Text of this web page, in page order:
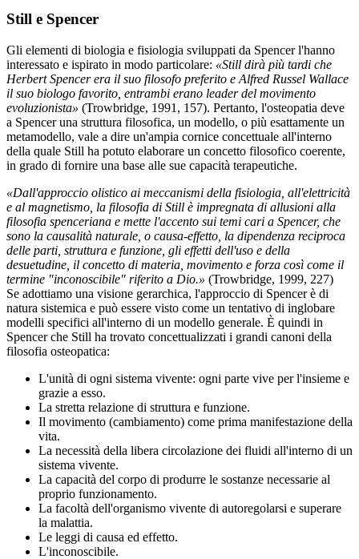
Still e Spencer
Gli elementi di biologia e fisiologia sviluppati da Spencer l'hanno
interessato e ispirato in modo particolare: «Still dirà più tardi che
Herbert Spencer era il suo filosofo preferito e Alfred Russel Wallace
il suo biologo favorito, entrambi erano leader del movimento
evoluzionista» (Trowbridge, 1991, 157). Pertanto, l'osteopatia deve
a Spencer una struttura filosofica, un modello, o più esattamente un
metamodello, vale a dire un'ampia cornice concettuale all'interno
della quale Still ha potuto elaborare un concetto filosofico coerente,
in grado di fornire una base alle sue capacità terapeutiche.
«Dall'approccio olistico ai meccanismi della fisiologia, all'elettricità
e al magnetismo, la filosofia di Still è impregnata di allusioni alla
filosofia spenceriana e mette l'accento sui temi cari a Spencer, che
sono la causalità naturale, o causa-effetto, la dipendenza reciproca
delle parti, struttura e funzione, gli effetti dell'uso e della
desuetudine, il concetto di materia, movimento e forza così come il
termine "inconoscibile" riferito a Dio.» (Trowbridge, 1999, 227)
Se adottiamo una visione gerarchica, l'approccio di Spencer è di
natura sistemica e può essere visto come un tentativo di inglobare
modelli specifici all'interno di un modello generale. È quindi in
Spencer che Still ha trovato concettualizzati i grandi canoni della
filosofia osteopatica:
L'unità di ogni sistema vivente: ogni parte vive per l'insieme e
grazie a esso.
La stretta relazione di struttura e funzione.
Il movimento (cambiamento) come prima manifestazione della
vita.
La necessità della libera circolazione dei fluidi all'interno di un
sistema vivente.
La capacità del corpo di produrre le sostanze necessarie al
proprio funzionamento.
La facoltà dell'organismo vivente di autoregolarsi e superare
la malattia.
Le leggi di causa ed effetto.
L'inconoscibile.